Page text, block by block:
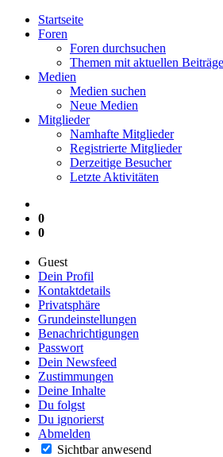
Startseite
Foren
Foren durchsuchen
Themen mit aktuellen
Medien
Medien suchen
Neue Medien
Mitglieder
Namhafte Mitglieder
Registrierte Mitglieder
Derzeitige Besucher
Letzte Aktivitäten
0
0
Guest
Dein Profil
Kontaktdetails
Privatsphäre
Grundeinstellungen
Benachrichtigungen
Passwort
Dein Newsfeed
Zustimmungen
Deine Inhalte
Du folgst
Du ignorierst
Abmelden
Sichtbar anwesend